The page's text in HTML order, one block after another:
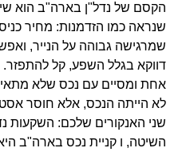
הקסם של נדל"ן בארה"ב הוא
שנראה כמו הזדמנות: מחיר
שמרגישה גבוהה על הנייר,
דווקא בגלל השפע, קל
אחת ומסיים עם נכס שלא
לא הייתה הנכס, אלא חוסר
שני האנקורים שלכם: השקעות
השיטה, ו קניית נכס בארה"ב